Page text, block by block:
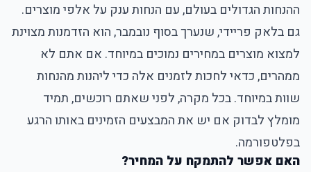
ההנחות הגדולים בעולם, עם הנחות ענק על אלפי מוצרים.
גם בלאק פריידי, שנערך בסוף נובמבר, הוא הזדמנות מצוינת
למצוא מוצרים במחירים נמוכים במיוחד. אם אתם לא
ממהרים, כדאי לחכות לזמנים אלה כדי ליהנות מהנחות
שוות במיוחד. בכל מקרה, לפני שאתם רוכשים, תמיד
מומלץ לבדוק אם יש את המבצעים הזמינים באותו הרגע
בפלטפורמה.
האם אפשר להתמקח על המחיר?